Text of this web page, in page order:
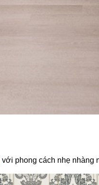
với phong cách nhẹ nhàng